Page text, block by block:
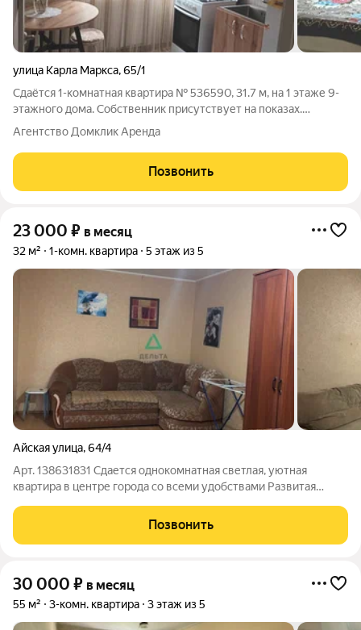
улица Карла Маркса,65/1
Сдаётся 1-комнатная квартира № 536590, 31.7 м, на 1 этаже 9-
этажного дома. Собственник присутствует на показах.
Коммунальные платежи включены в стоимость. Счетчики
оплачиваются отдельно. По условиям проживания: можно с
детьми, можно с питомцами. Срок
Агентство Домклик Аренда
Позвонить
23 000 ₽ в месяц
32 м² 1-комн. квартира 5 этаж из 5
Айская улица,64/4
Арт. 138631831 Сдается однокомнатная светлая, уютная
квартира в центре города со всеми удобствами Развитая
Есть все необходимое для комфортного проживания Сдается
платежеспособным людям на
Позвонить
30 000 ₽ в месяц
55 м² 3-комн. квартира 3 этаж из 5